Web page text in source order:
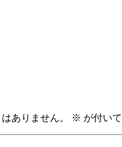
ありません。 ※ が付い